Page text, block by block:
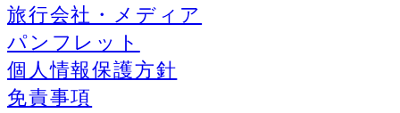
旅行会社・メディア
パンフレット
個人情報保護方針
免責事項